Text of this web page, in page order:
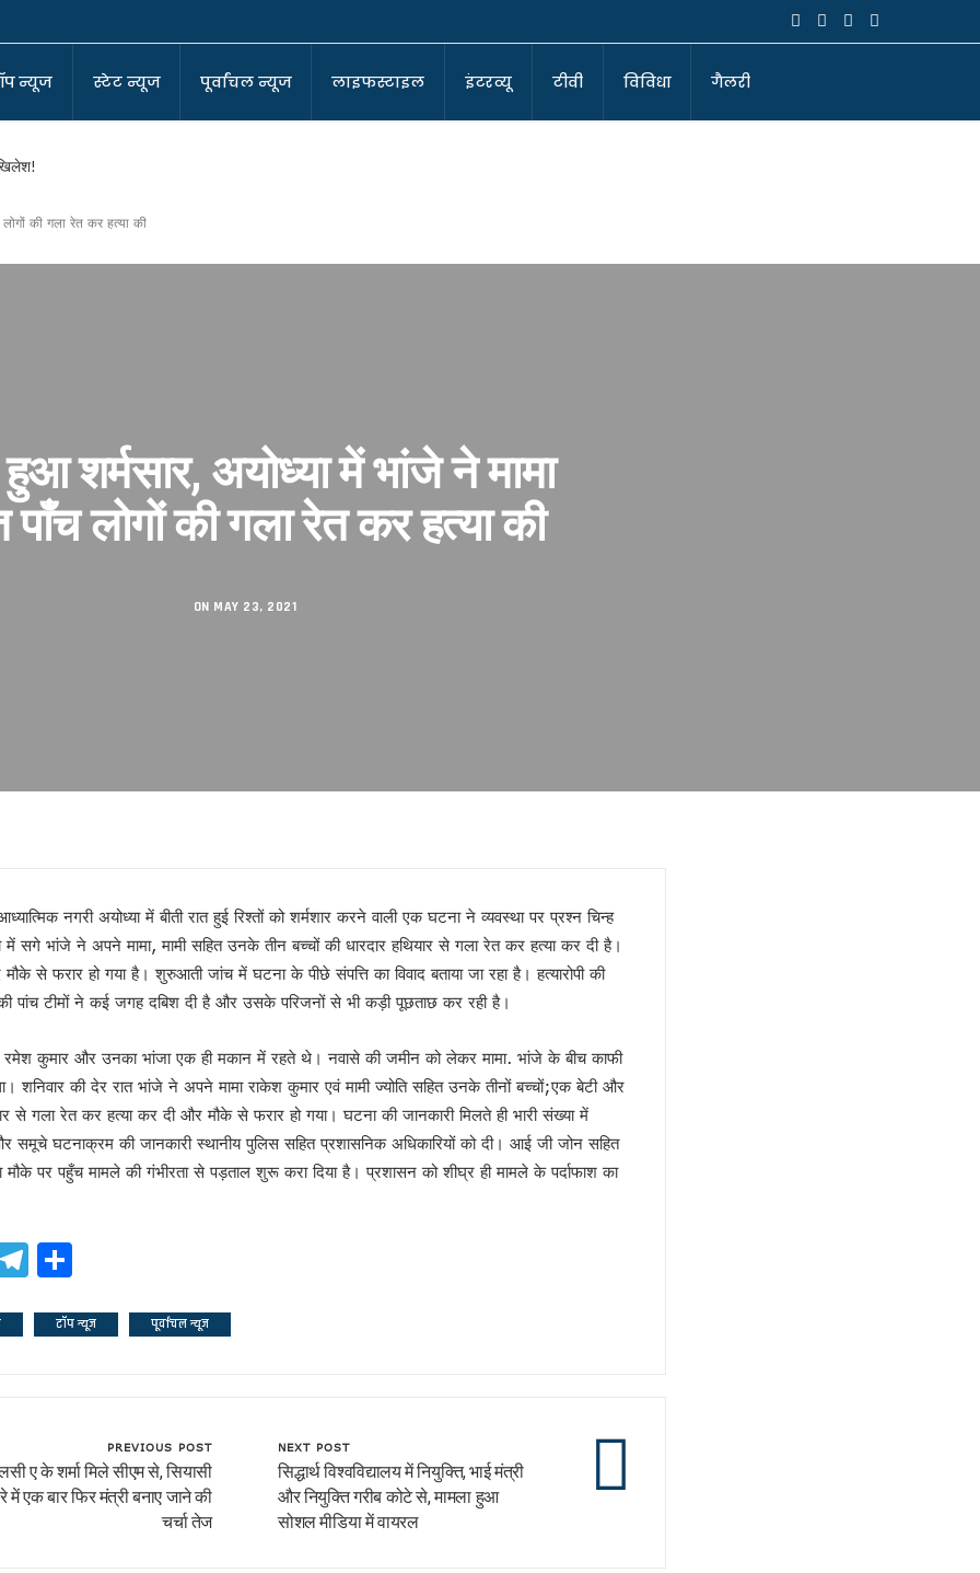
न्यूज स्टेट न्यूज पूर्वांचल न्यूज लाइफस्टाइल इंटरव्यू टीवी विविधा गैलरी
संपन्न।
है’ से परिचित हुए लोग
!
इलैक्शन’ : डॉ राजीव
की गला रेत कर हत्या की
हुआ शर्मसार, अयोध्या में भांजे ने मामा
पाँच लोगों की गला रेत कर हत्या की
ON MAY 23, 2021
नगरी अयोध्या में बीती रात हुई रिश्तों को शर्मशार करने वाली एक घटना ने व्यवस्था पर प्रश्न चिन्ह
सगे भांजे ने अपने मामा, मामी सहित उनके तीन बच्चों की धारदार हथियार से गला रेत कर हत्या कर दी है।
से फरार हो गया है। शुरुआती जांच में घटना के पीछे संपत्ति का विवाद बताया जा रहा है। हत्यारोपी की
की पांच टीमों ने कई जगह दबिश दी है और उसके परिजनों से भी कड़ी पूछताछ कर रही है।
रमेश कुमार और उनका भांजा एक ही मकान में रहते थे। नवासे की जमीन को लेकर मामा. भांजे के बीच काफी
शनिवार की देर रात भांजे ने अपने मामा राकेश कुमार एवं मामी ज्योति सहित उनके तीनों बच्चों;एक बेटी और
से गला रेत कर हत्या कर दी और मौके से फरार हो गया। घटना की जानकारी मिलते ही भारी संख्या में
समूचे घटनाक्रम की जानकारी स्थानीय पुलिस सहित प्रशासनिक अधिकारियों को दी। आई जी जोन सहित
पर पहुँच मामले की गंभीरता से पड़ताल शुरू करा दिया है। प्रशासन को शीघ्र ही मामले के पर्दाफाश का
Telegram
टॉप न्यूज पूर्वांचल न्यूज
PREVIOUS POST
ए के शर्मा मिले सीएम से, सियासी
में एक बार फिर मंत्री बनाए जाने की
चर्चा तेज
NEXT POST
सिद्धार्थ विश्वविद्यालय में नियुक्ति, भाई मंत्री
और नियुक्ति गरीब कोटे से, मामला हुआ
सोशल मीडिया में वायरल